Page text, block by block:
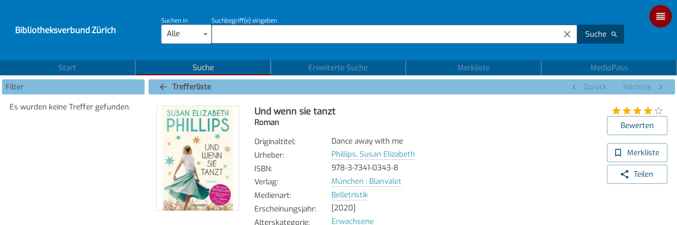
Bibliotheksverbund Zürich
Suchen in
Alle
Suchbegriff(e) eingeben
Suche
Start Suche Erweiterte Suche Merkliste
MedioPass
Filter
Es wurden keine Treffer gefunden.
Trefferliste Zurück Nächste
Und wenn sie tanzt
Roman
Originaltitel:
Dance away with me
Urheber:
Phillips, Susan Elizabeth
ISBN:
978-3-7341-0343-8
Verlag:
München : Blanvalet
Medienart:
Belletristik
Erscheinungsjahr:
[2020]
Alterskategorie: Erwachsene
Bewerten
Merkliste
Teilen